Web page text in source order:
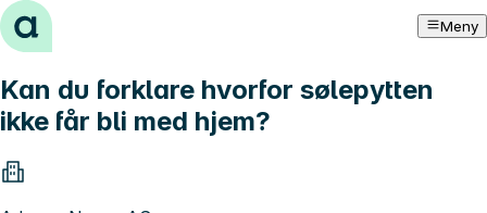
Hopp til innhold Meny
Kan du forklare hvorfor sølepytten
ikke får bli med hjem?